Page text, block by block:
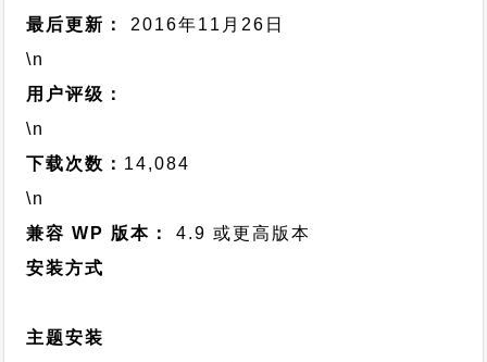
最后更新：
2016年11月26日
\n
用户评级：
\n
下载次数： 14,084
\n
兼容 WP 版本：
4.9 或更高版本
安装方式
主题安装